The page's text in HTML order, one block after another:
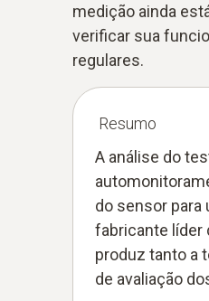
medição ainda
verificar sua
regulares.
Resumo
A análise do
do sensor para
fabricante líder
produz tanto a
de avaliação